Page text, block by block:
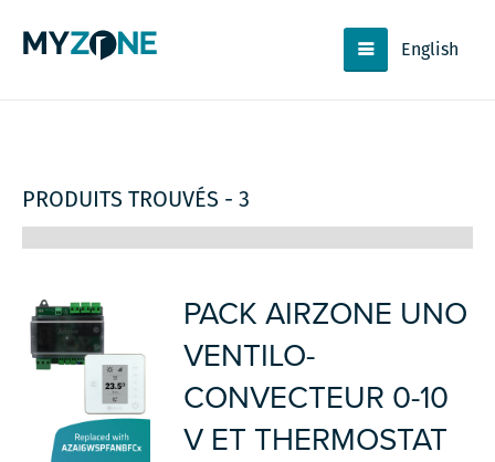
English
PRODUITS TROUVÉS - 3
PACK AIRZONE UNO
VENTILO-
CONVECTEUR 0-10
V ET THERMOSTAT